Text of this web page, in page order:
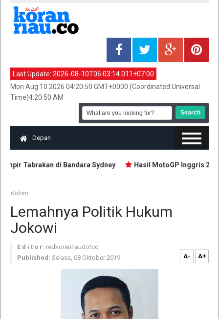
Last Update: 2026-08-10T06:03:14.011+07:00
Mon Aug 10 2026 04:20:50 GMT+0000 (Coordinated Universal
Time)4:20:50 AM
Depan
Tabrakan di Bandara Sydney Hasil MotoGP Inggris 2026:
Kolom
Lemahnya Politik Hukum
Jokowi
E d i t o r: redkoranriaudotco
Published: Selasa, 08 Oktober 2019 A- A+